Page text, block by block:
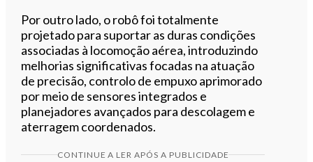
Por outro lado, o robô foi totalmente
projetado para suportar as duras condições
associadas à locomoção aérea, introduzindo
melhorias significativas focadas na atuação
de precisão, controlo de empuxo aprimorado
por meio de sensores integrados e
planejadores avançados para descolagem e
aterragem coordenados.
CONTINUE A LER APÓS A PUBLICIDADE